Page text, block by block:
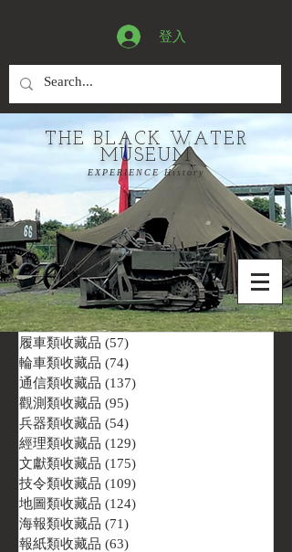
登入
THE BLACK WATER
MUSEUM
EXPERIENCE History
履車類收藏品 (57)
輪車類收藏品 (74)
通信類收藏品 (137)
觀測類收藏品 (95)
兵器類收藏品 (54)
經理類收藏品 (129)
文獻類收藏品 (175)
技令類收藏品 (109)
地圖類收藏品 (124)
海報類收藏品 (71)
報紙類收藏品 (63)